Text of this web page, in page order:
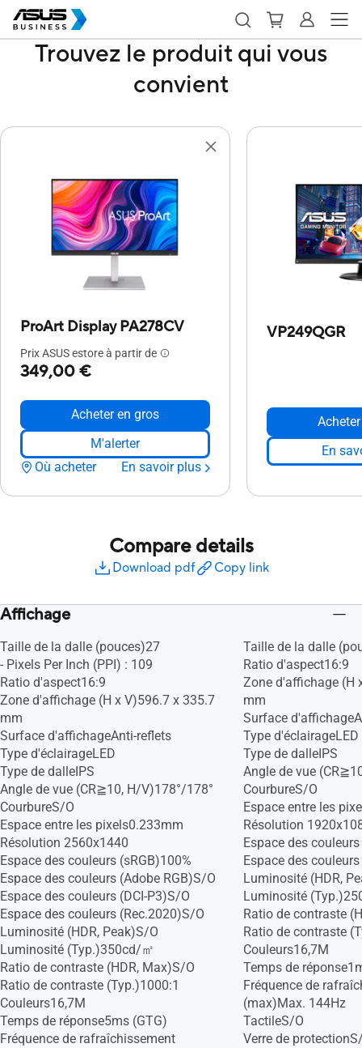
Trouvez le produit qui vous
convient
ProArt Display PA278CV
Prix ASUS estore à partir de
349,00 €
Acheter en gros
M'alerter
Où acheter
En savoir plus
VP249QGR
En
Compare details
Download pdf Copy link
Affichage
Taille de la dalle (pouces)27
- Pixels Per Inch (PPI) : 109
Ratio d'aspect16:9
Zone d'affichage (H x V)596.7 x 335.7
mm
Surface d'affichageAnti-reflets
Type d'éclairageLED
Type de dalleIPS
Angle de vue (CR≧10, H/V)178°/178°
CourbureS/O
Espace entre les pixels0.233mm
Résolution 2560x1440
Espace des couleurs (sRGB)100%
Espace des couleurs (Adobe RGB)S/O
Espace des couleurs (DCI-P3)S/O
Espace des couleurs (Rec.2020)S/O
Luminosité (HDR, Peak)S/O
Luminosité (Typ.)350cd/㎡
Ratio de contraste (HDR, Max)S/O
Ratio de contraste (Typ.)1000:1
Couleurs16,7M
Temps de réponse5ms (GTG)
Fréquence de rafraîchissement
Taille de la dalle
Ratio d'aspect16:9
Zone d'affichage (H
mm
Surface
Type d'éclairageLED
Type de dalleIPS
Angle de vue
CourbureS/O
Espace entre les
Résolution
Espace des
Espace des
Luminosité (HDR,
Luminosité
Ratio de contraste
Ratio de contraste
Couleurs16,7M
Temps de
Fréquence de
(max)Max. 144Hz
TactileS/O
Verre de